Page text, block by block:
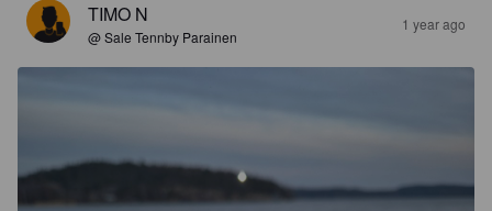
TIMO N
@ Sale Tennby Parainen
1 year ago